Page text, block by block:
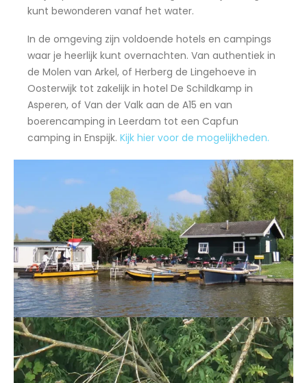
kunt bewonderen vanaf het water.
In de omgeving zijn voldoende hotels en campings
waar je heerlijk kunt overnachten. Van authentiek in
de Molen van Arkel, of Herberg de Lingehoeve in
Oosterwijk tot zakelijk in hotel De Schildkamp in
Asperen, of Van der Valk aan de A15 en van
boerencamping in Leerdam tot een Capfun
camping in Enspijk. Kijk hier voor de mogelijkheden.